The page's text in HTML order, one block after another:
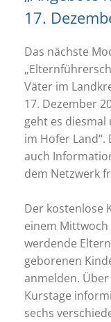
17.
Das nächste
Väter im
17. Dezember
geht es
im Hofer
auch
dem Netzwerk
Der kostenlose
einem
werdende
geborenen
anmelden.
Kurstage
sechs